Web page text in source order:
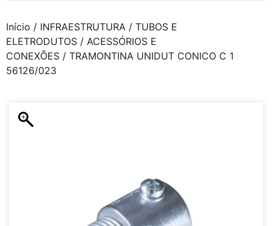
Início / INFRAESTRUTURA / TUBOS E
ELETRODUTOS / ACESSÓRIOS E
CONEXÕES / TRAMONTINA UNIDUT CONICO C 1
56126/023